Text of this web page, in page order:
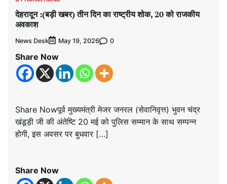
देहरादून :(बड़ी खबर) तीन दिन का राष्ट्रीय शोक, 20 को राजकीय
अवकाश
News Desk May 19, 2026 0
Share Now
Share Nowपूर्व मुख्यमंत्री मेजर जनरल (सेवानिवृत्त) भुवन चंद्र
खंडूड़ी जी की अंतेष्टि 20 मई को पुलिस सम्मान के साथ सम्पन्न
होगी, इस अवसर पर बुधवार […]
Share Now